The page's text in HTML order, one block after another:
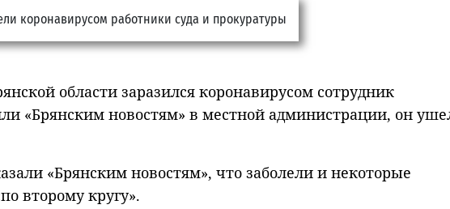
области заразился коронавирусом сотрудник
«Брянским новостям» в местной администрации, он
«Брянским новостям», что заболели и некоторые
второму кругу».